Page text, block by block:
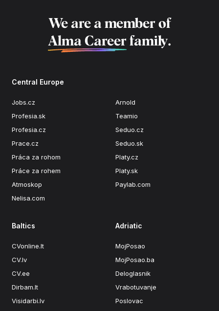
We are a member of
Alma Career family.
Central Europe
Jobs.cz
Profesia.sk
Profesia.cz
Prace.cz
Práca za rohom
Práce za rohem
Atmoskop
Nelisa.com
Arnold
Teamio
Seduo.cz
Seduo.sk
Platy.cz
Platy.sk
Paylab.com
Baltics
CVonline.lt
CV.lv
CV.ee
Dirbam.It
Visidarbi.lv
Adriatic
MojPosao
MojPosao.ba
Deloglasnik
Vrabotuvanje
Poslovac